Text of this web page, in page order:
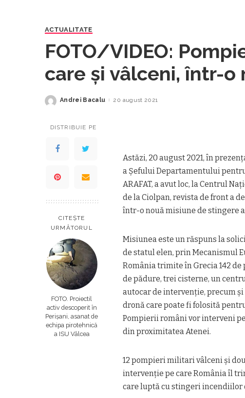
ACTUALITATE
FOTO/VIDEO:
care și vâlceni, într-o
sprijinire a Greciei în
Posted
Andrei Bacalu 20 august 2021
DISTRIBUIE PE
CITEȘTE
URMĂTORUL
FOTO. Proiectil
activ descoperit în
Perișani, asanat de
echipa pirotehnică
a ISU Vâlcea
Astăzi, 20 august 2021, în
a Șefului Departamentului
ARAFAT, a avut loc, la Centrul
de la Ciolpan, revista de front a
într-o nouă misiune de stingere
Misiunea este un răspuns la
de statul elen, prin Mecanismul
România trimite în Grecia 142
de pădure, trei cisterne, un
autocar de intervenție, precum
dronă care poate fi folosită
Pompierii români vor interveni
din proximitatea Atenei.
12 pompieri militari vâlceni și
intervenție pe care România îl
care luptă cu stingeri incendiilor